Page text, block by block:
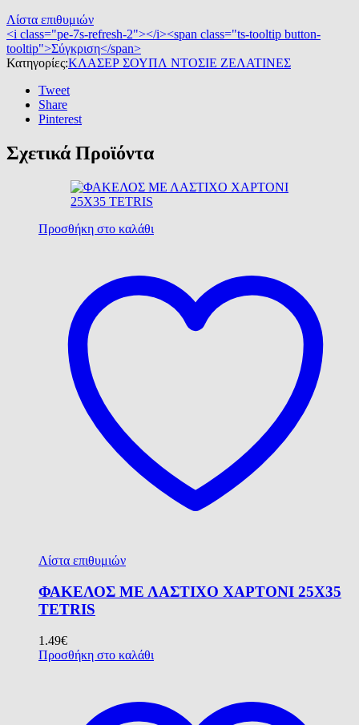
Λίστα επιθυμιών
<i class="pe-7s-refresh-2"></i><span class="ts-tooltip button-
tooltip">Σύγκριση</span>
Κατηγορίες:ΚΛΑΣΕΡ ΣΟΥΠΛ ΝΤΟΣΙΕ ΖΕΛΑΤΙΝΕΣ
Tweet
Share
Pinterest
Σχετικά Προϊόντα
Προσθήκη στο καλάθι
Λίστα επιθυμιών
ΦΑΚΕΛΟΣ ΜΕ ΛΑΣΤΙΧΟ ΧΑΡΤΟΝΙ 25Χ35
TETRIS
1.49€
Προσθήκη στο καλάθι